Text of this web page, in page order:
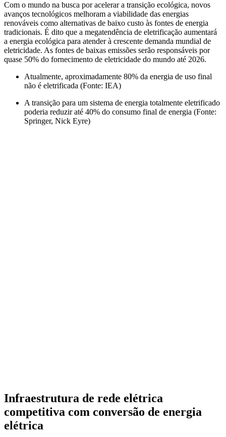
Com o mundo na busca por acelerar a transição ecológica, novos
avanços tecnológicos melhoram a viabilidade das energias
renováveis como alternativas de baixo custo às fontes de energia
tradicionais. É dito que a megatendência de eletrificação aumentará
a energia ecológica para atender à crescente demanda mundial de
eletricidade. As fontes de baixas emissões serão responsáveis por
quase 50% do fornecimento de eletricidade do mundo até 2026.
Atualmente, aproximadamente 80% da energia de uso final
não é eletrificada (Fonte: IEA)
A transição para um sistema de energia totalmente eletrificado
poderia reduzir até 40% do consumo final de energia (Fonte:
Springer, Nick Eyre)
Infraestrutura de rede elétrica
competitiva com conversão de energia
elétrica